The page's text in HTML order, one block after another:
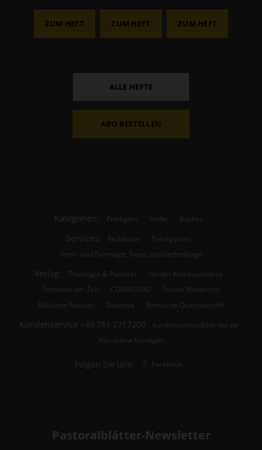
ZUM HEFT ZUM HEFT ZUM HEFT
ALLE HEFTE
ABO BESTELLEN
Kategorien: Predigten Hefte Bücher
Services: Redaktion
Predigtpreis
Sonn- und Feiertage, Feste und Gedenktage
Verlag: Theologie & Pastoral
Herder Korrespondenz
Stimmen der Zeit
COMMUNIO
Forum Weltkirche
Biblische Notizen
Diakonia Römische Quartalschrift
Kundenservice +49 761 2717200
kundenservice@herder.de
Abo online kündigen
Folgen Sie uns: Facebook
Pastoralblätter-Newsletter